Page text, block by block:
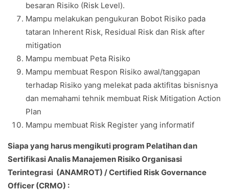
besaran Risiko (Risk Level).
Mampu melakukan pengukuran Bobot Risiko pada
tataran Inherent Risk, Residual Risk dan Risk after
mitigation
Mampu membuat Peta Risiko
Mampu membuat Respon Risiko awal/tanggapan
terhadap Risiko yang melekat pada aktifitas bisnisnya
dan memahami tehnik membuat Risk Mitigation Action
Plan
Mampu membuat Risk Register yang informatif
Siapa yang harus mengikuti program Pelatihan dan
Sertifikasi Analis Manajemen Risiko Organisasi
Terintegrasi (ANAMROT) / Certified Risk Governance
Officer (CRMO) :